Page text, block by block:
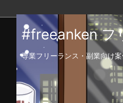
#freeanken フ
専業フリーランス・副業向け